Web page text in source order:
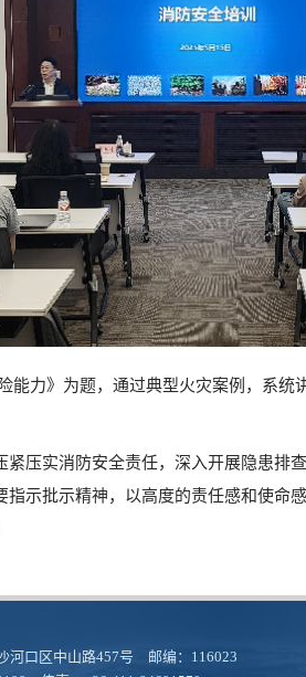
能力》为题，通过典型火灾案例，系
压实消防安全责任，深入开展隐患
示批示精神，以高度的责任感和使命
河口区中山路457号 邮编：116023